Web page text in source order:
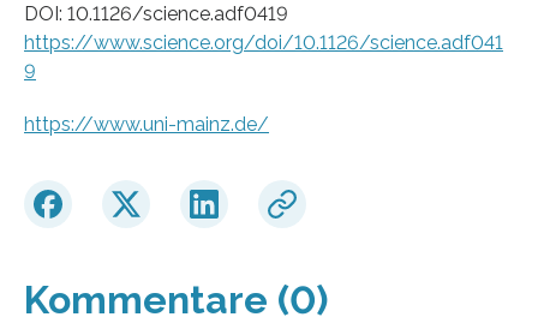
DOI: 10.1126/science.adf0419
https://www.science.org/doi/10.1126/science.adf041
9
https://www.uni-mainz.de/
Kommentare (0)